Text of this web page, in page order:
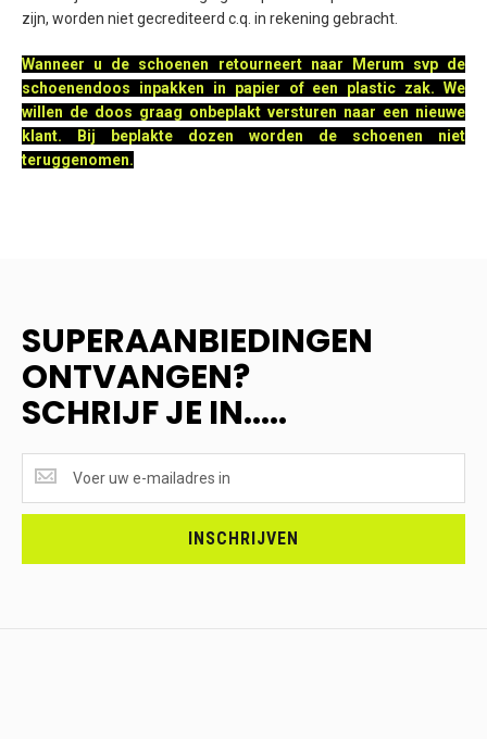
zijn, worden niet gecrediteerd c.q. in rekening gebracht.
Wanneer u de schoenen retourneert naar Merum svp de
schoenendoos inpakken in papier of een plastic zak. We
willen de doos graag onbeplakt versturen naar een nieuwe
klant. Bij beplakte dozen worden de schoenen niet
teruggenomen.
SUPERAANBIEDINGEN
ONTVANGEN?
SCHRIJF JE IN.....
ONTVANGEN?
<br>SCHRIJF
INSCHRIJVEN